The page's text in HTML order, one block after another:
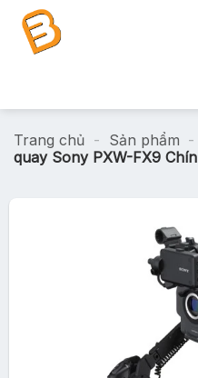
Chuyển
đến
Trang chủ - Sản phẩm -
quay Sony PXW-FX9